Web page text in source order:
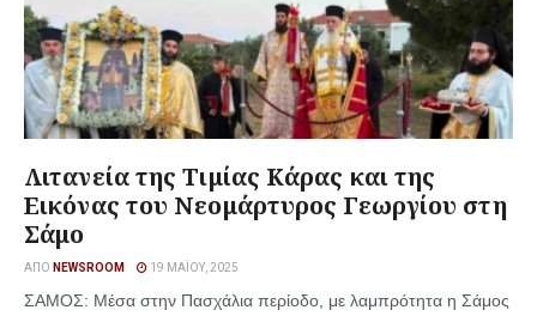
Λιτανεία της Τιμίας Κάρας και της
Εικόνας του Νεομάρτυρος Γεωργίου στη
Σάμο
ΑΠΌ NEWSROOM 19 ΜΑΪ́ΟΥ, 2025
ΣΑΜΟΣ: Μέσα στην Πασχάλια περίοδο, με λαμπρότητα η Σάμος